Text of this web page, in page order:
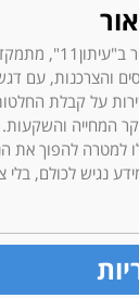
כתב ועורך בכיר
והצרכנות, עם
על קבלת
המחייה
למטרה להפוך את
נגיש לכולם, בלי